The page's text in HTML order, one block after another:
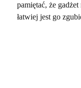
pamiętać, że
łatwiej jest go